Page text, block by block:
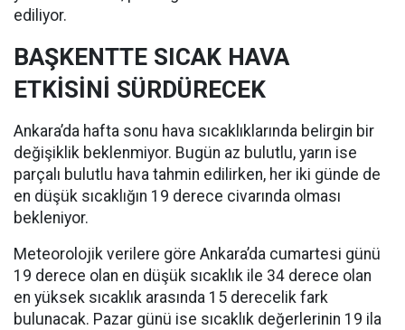
ediliyor.
BAŞKENTTE SICAK HAVA
ETKİSİNİ SÜRDÜRECEK
Ankara’da hafta sonu hava sıcaklıklarında belirgin bir
değişiklik beklenmiyor. Bugün az bulutlu, yarın ise
parçalı bulutlu hava tahmin edilirken, her iki günde de
en düşük sıcaklığın 19 derece civarında olması
bekleniyor.
Meteorolojik verilere göre Ankara’da cumartesi günü
19 derece olan en düşük sıcaklık ile 34 derece olan
en yüksek sıcaklık arasında 15 derecelik fark
bulunacak. Pazar günü ise sıcaklık değerlerinin 19 ila